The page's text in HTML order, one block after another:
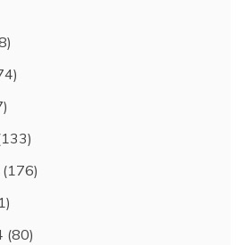
(176)
(80)